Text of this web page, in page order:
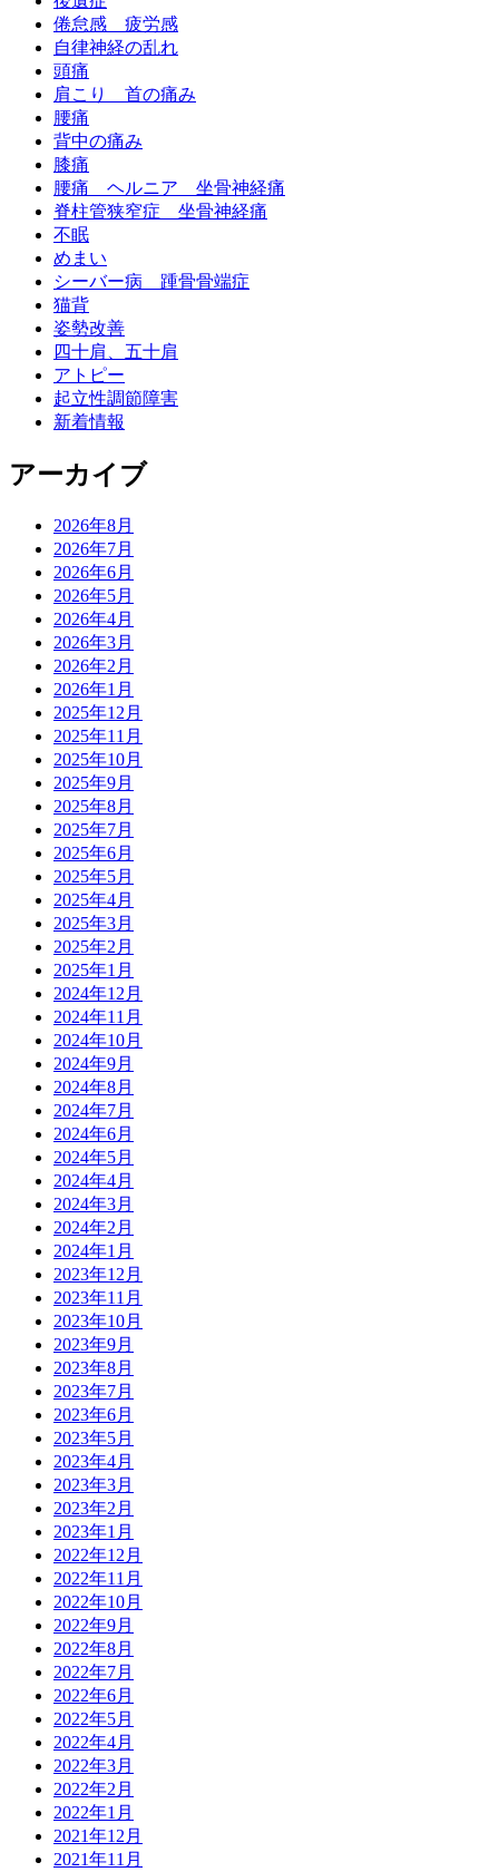
倦怠感 疲労感
自律神経の乱れ
頭痛
肩こり 首の痛み
腰痛
背中の痛み
膝痛
腰痛 ヘルニア 坐骨神経痛
脊柱管狭窄症 坐骨神経痛
不眠
めまい
シーバー病 踵骨骨端症
猫背
姿勢改善
四十肩、五十肩
アトピー
起立性調節障害
新着情報
アーカイブ
2026年8月
2026年7月
2026年6月
2026年5月
2026年4月
2026年3月
2026年2月
2026年1月
2025年12月
2025年11月
2025年10月
2025年9月
2025年8月
2025年7月
2025年6月
2025年5月
2025年4月
2025年3月
2025年2月
2025年1月
2024年12月
2024年11月
2024年10月
2024年9月
2024年8月
2024年7月
2024年6月
2024年5月
2024年4月
2024年3月
2024年2月
2024年1月
2023年12月
2023年11月
2023年10月
2023年9月
2023年8月
2023年7月
2023年6月
2023年5月
2023年4月
2023年3月
2023年2月
2023年1月
2022年12月
2022年11月
2022年10月
2022年9月
2022年8月
2022年7月
2022年6月
2022年5月
2022年4月
2022年3月
2022年2月
2022年1月
2021年12月
2021年11月